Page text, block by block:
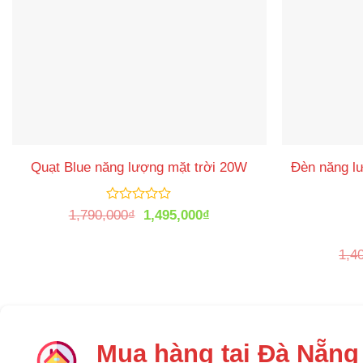
Quạt Blue năng lượng mặt trời 20W
Được
1,790,000₫ Giá
gốc
1,495,000₫Giá
Đèn năng
Mua hàng tại Đà Nẵng